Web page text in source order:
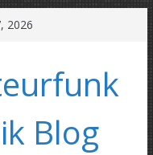
2026
Blog